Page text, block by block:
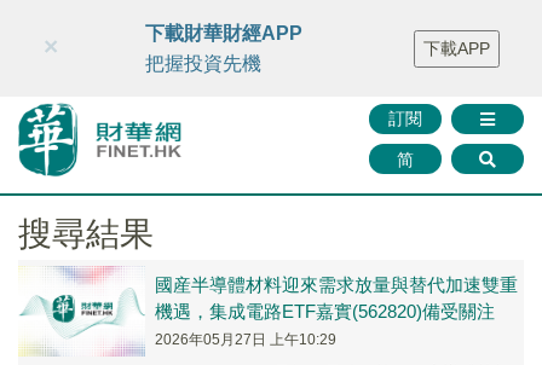
財華智庫網 FINTV FINMETA 財華證券 媒體矩陣
智庫沙龍
聯絡我們
訂閱
简
×
下載財華財經APP
把握投資先機
下載APP
搜尋結果
國産半導體材料迎來需求放量與替代加速雙重
機遇，集成電路ETF嘉實(562820)備受關注
2026年05月27日 上午10:29